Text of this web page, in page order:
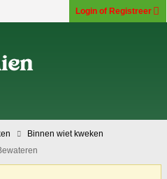
Login of Registreer
Binnen wiet kweken